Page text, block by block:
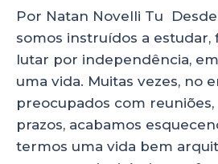
Por Natan Novelli Tu
somos instruídos a estudar,
lutar por independência,
uma vida. Muitas vezes, no
preocupados com
prazos, acabamos
termos uma vida bem